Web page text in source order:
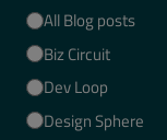
All Blog posts
Biz Circuit
Dev Loop
Design Sphere